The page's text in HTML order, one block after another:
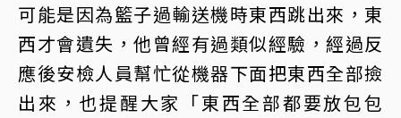
可能是因為籃子過輸送機時東西跳出來，東
西才會遺失，他曾經有過類似經驗，經過反
應後安檢人員幫忙從機器下面把東西全部撿
出來，也提醒大家「東西全部都要放包包